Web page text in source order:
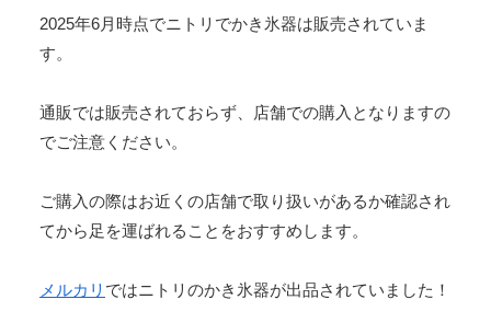
2025年6月時点でニトリでかき氷器は販売されていま
す。
通販では販売されておらず、店舗での購入となりますの
でご注意ください。
ご購入の際はお近くの店舗で取り扱いがあるか確認され
てから足を運ばれることをおすすめします。
メルカリ ではニトリのかき氷器が出品されていました！